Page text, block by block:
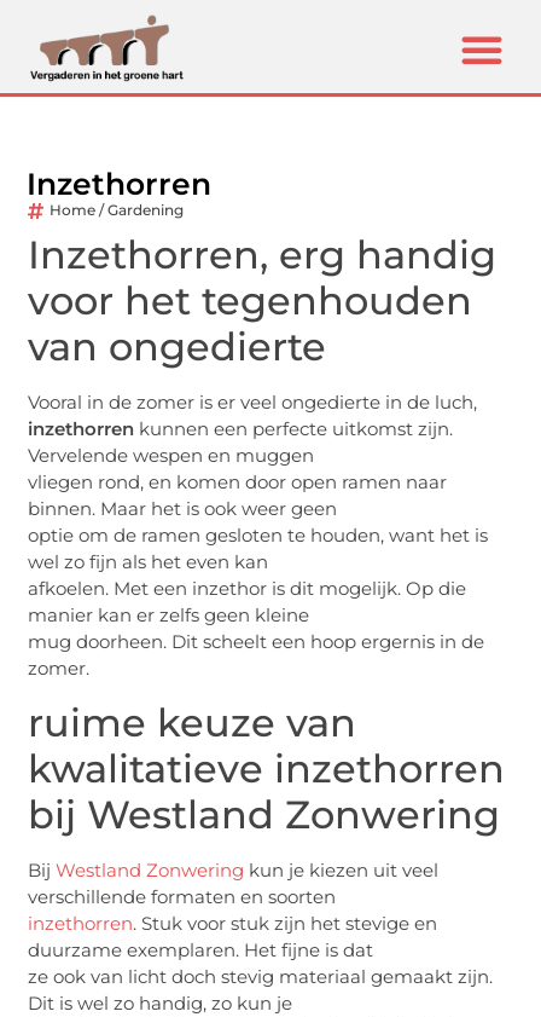
Inzethorren
Home / Gardening
Inzethorren, erg handig
voor het tegenhouden
van ongedierte
Vooral in de zomer is er veel ongedierte in de luch,
inzethorren kunnen een perfecte uitkomst zijn.
Vervelende wespen en muggen
vliegen rond, en komen door open ramen naar
binnen. Maar het is ook weer geen
optie om de ramen gesloten te houden, want het is
wel zo fijn als het even kan
afkoelen. Met een inzethor is dit mogelijk. Op die
manier kan er zelfs geen kleine
mug doorheen. Dit scheelt een hoop ergernis in de
zomer.
ruime keuze van
kwalitatieve inzethorren
bij Westland Zonwering
Bij Westland Zonwering kun je kiezen uit veel
verschillende formaten en soorten
inzethorren. Stuk voor stuk zijn het stevige en
duurzame exemplaren. Het fijne is dat
ze ook van licht doch stevig materiaal gemaakt zijn.
Dit is wel zo handig, zo kun je